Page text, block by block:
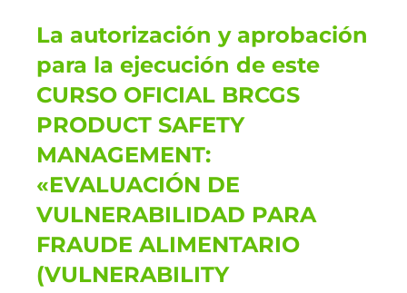
La autorización y aprobación
para la ejecución de este
CURSO OFICIAL BRCGS
PRODUCT SAFETY
MANAGEMENT:
«EVALUACIÓN DE
VULNERABILIDAD PARA
FRAUDE ALIMENTARIO
(VULNERABILITY